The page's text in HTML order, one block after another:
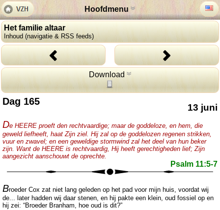
Hoofdmenu
Het familie altaar
Inhoud (navigatie & RSS feeds)
Download
13 juni
Dag 165
De HEERE proeft den rechtvaardige; maar de goddeloze, en hem, die
geweld liefheeft, haat Zijn ziel. Hij zal op de goddelozen regenen strikken,
vuur en zwavel; en een geweldige stormwind zal het deel van hun beker
zijn. Want de HEERE is rechtvaardig, Hij heeft gerechtigheden lief; Zijn
aangezicht aanschouwt de oprechte.
Psalm 11:5-7
Broeder Cox zat niet lang geleden op het pad voor mijn huis, voordat wij
de... later hadden wij daar stenen, en hij pakte een klein, oud fossiel op en
hij zei: “Broeder Branham, hoe oud is dit?”